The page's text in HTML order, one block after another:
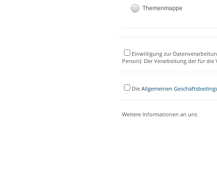
Themenmappe
Einwilligung zur
Person): Der Verarbeitung der für
Die Allgemeinen
Weitere Informationen an uns